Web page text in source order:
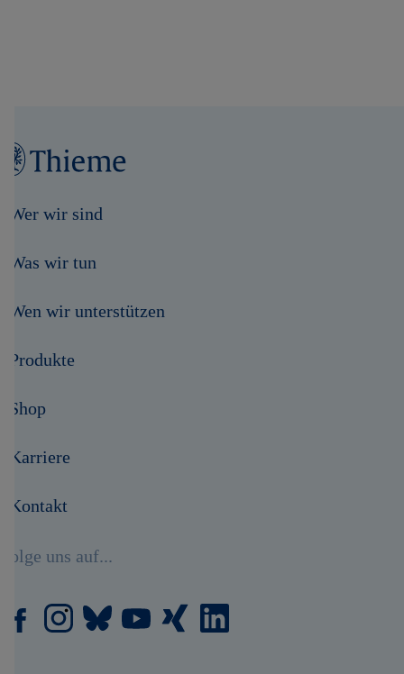
Wer wir sind
Was wir tun
Wen wir unterstützen
Produkte
Shop
Karriere
Kontakt
Folge uns auf...